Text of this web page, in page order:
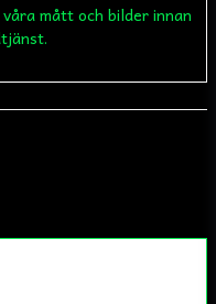
mått och bilder innan